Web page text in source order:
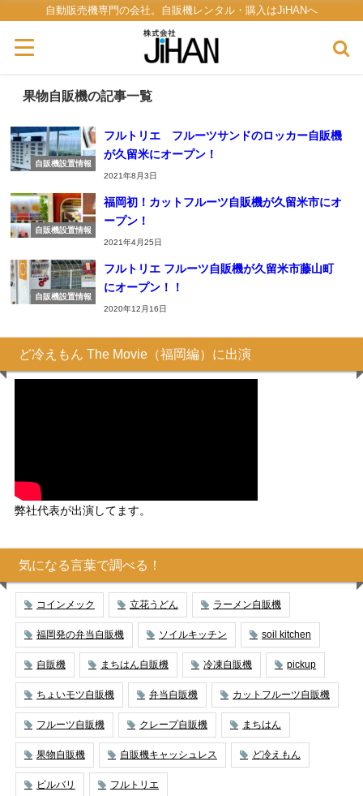
自動販売機専門の会社。自販機レンタル・購入はJiHANへ
果物自販機の記事一覧
自販機設置情報
フルトリエ フルーツサンドのロッカー自販機
が久留米にオープン！
2021年8月3日
自販機設置情報
福岡初！カットフルーツ自販機が久留米市にオ
ープン！
2021年4月25日
自販機設置情報
フルトリエ フルーツ自販機が久留米市藤山町
にオープン！！
2020年12月16日
ど冷えもん The Movie（福岡編）に出演
弊社代表が出演してます。
気になる言葉で調べる！
コインメック 立花うどん ラーメン自販機
福岡発の弁当自販機 ソイルキッチン soil kitchen
自販機 まちはん自販機 冷凍自販機 pickup
ちょいモツ自販機 弁当自販機 カットフルーツ自販機
フルーツ自販機 クレープ自販機 まちはん
果物自販機 自販機キャッシュレス ど冷えもん
ビルバリ フルトリエ